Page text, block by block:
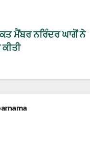
ਮੈਂਬਰ ਨਰਿੰਦਰ ਘਾਗੋਂ ਨੇ